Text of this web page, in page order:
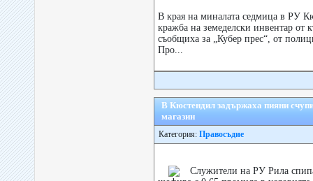
В края на миналата седмица в РУ
кражба на земеделски инвентар от
съобщиха за „Кубер прес“, от
Про...
В Кюстендил задържаха пияни
магазин
Категория: Правосъдие
Служители на РУ Рила